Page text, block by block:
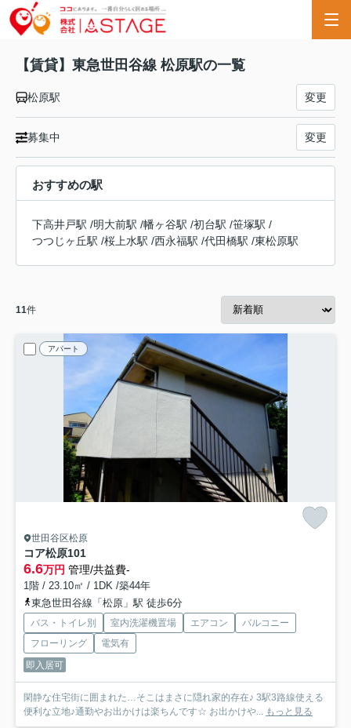
【賃貸】東急世田谷線 松原駅の一覧
松原駅 変更
募集中 変更
おすすめの駅
下高井戸駅 /明大前駅 /幡ヶ谷駅 /初台駅 /笹塚駅 /
つつじヶ丘駅 /桜上水駅 /西永福駅 /代田橋駅 /東松原駅
11件
アパート
世田谷区松原
コア松原101
6.6万円 管理/共益費-
1階 / 23.10㎡ / 1DK /築44年
東急世田谷線「松原」駅 徒歩6分
バス・トイレ別 室内洗濯機置場 エアコン
バルコニー
フローリング
電気有
即入居可
閑静な住宅街に囲まれた…そこはまさに隠れ家的存在♪ 3駅3路線使える
便利な立地♪通勤やお出かけは楽ちんです☆ お出かけや... もっと見る